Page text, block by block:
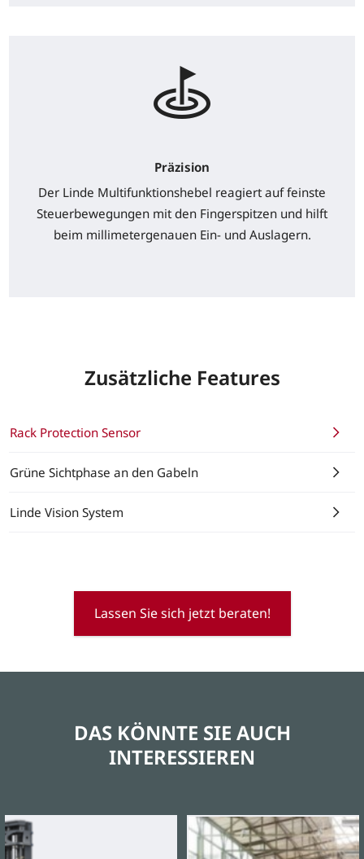
Präzision
Der Linde Multifunktionshebel reagiert auf feinste
Steuerbewegungen mit den Fingerspitzen und hilft
beim millimetergenauen Ein- und Auslagern.
Zusätzliche Features
Rack Protection Sensor
Grüne Sichtphase an den Gabeln
Linde Vision System
Lassen Sie sich jetzt beraten!
DAS KÖNNTE SIE AUCH
INTERESSIEREN